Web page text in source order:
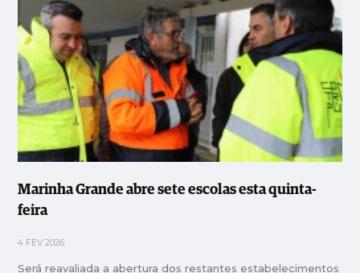
Marinha Grande abre sete escolas esta quinta-
feira
4 FEV 2026
Será reavaliada a abertura dos restantes estabelecimentos